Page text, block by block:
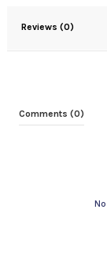
Reviews (0)
Comments (0)